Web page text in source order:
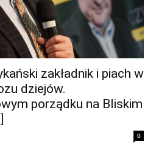
zakładnik i piach w
dziejów.
porządku na Bliskim
0